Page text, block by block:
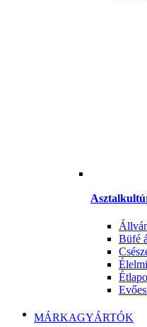
Büfé
MÁRKAGYÁRTÓK